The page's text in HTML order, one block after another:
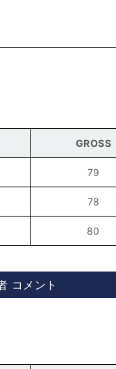
GROSS
79
78
80
コメント